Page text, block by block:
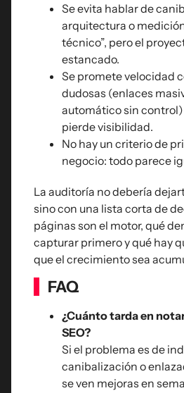
Se evita hablar de
arquitectura o
técnico”, pero el
estancado.
Se promete velocidad
dudosas (enlaces
automático sin control)
pierde visibilidad.
No hay un criterio de
negocio: todo parece
La auditoría no debería
sino con una lista corta de
páginas son el motor, qué
capturar primero y qué hay
que el crecimiento sea
FAQ
¿Cuánto tarda en
SEO?
Si el problema es de
canibalización o
se ven mejoras en